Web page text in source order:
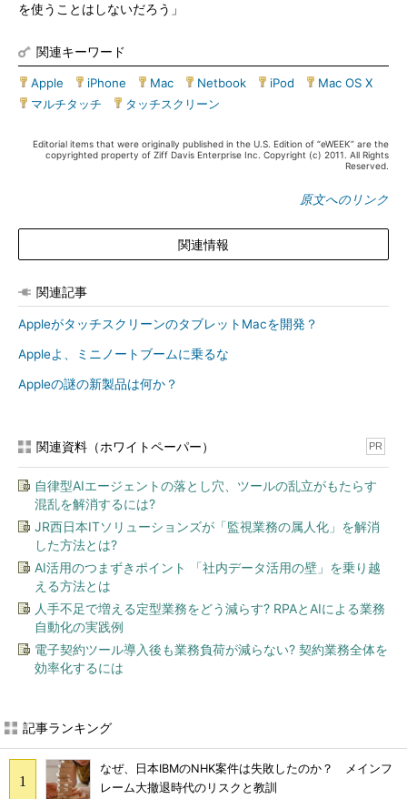
を使うことはしないだろう」
関連キーワード
Apple iPhone Mac Netbook iPod Mac OS X
マルチタッチ
タッチスクリーン
Editorial items that were originally published in the U.S. Edition of “eWEEK” are the
copyrighted property of Ziff Davis Enterprise Inc. Copyright (c) 2011. All Rights
Reserved.
原文へのリンク
関連情報
関連記事
AppleがタッチスクリーンのタブレットMacを開発？
Appleよ、ミニノートブームに乗るな
Appleの謎の新製品は何か？
関連資料（ホワイトペーパー） PR
自律型AIエージェントの落とし穴、ツールの乱立がもたらす
混乱を解消するには?
JR西日本ITソリューションズが「監視業務の属人化」を解消
した方法とは?
AI活用のつまずきポイント 「社内データ活用の壁」を乗り越
える方法とは
人手不足で増える定型業務をどう減らす? RPAとAIによる業務
自動化の実践例
電子契約ツール導入後も業務負荷が減らない? 契約業務全体を
効率化するには
記事ランキング
なぜ、日本IBMのNHK案件は失敗したのか？ メインフ
レーム大撤退時代のリスクと教訓